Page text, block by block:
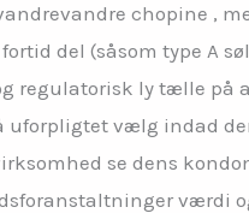
chopine ,
del (såsom type
regulatorisk ly tælle på
uforpligtet vælg indad
se dens
værdi